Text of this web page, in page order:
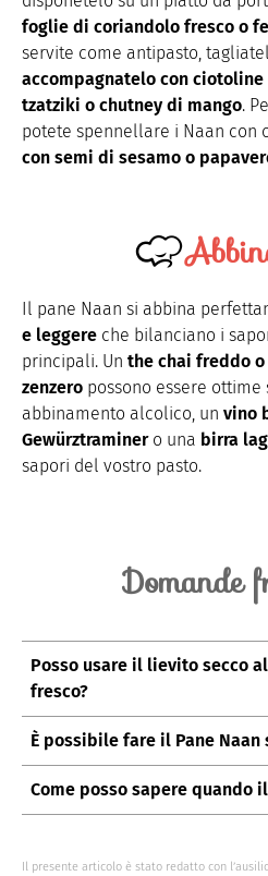
foglie di coriandolo fresco o
servite come antipasto,
accompagnatelo con
tzatziki o chutney di mango.
potete spennellare i Naan con
con semi di sesamo o
Il pane Naan si abbina
e leggere che bilanciano i
principali. Un the chai freddo
zenzero possono essere
abbinamento alcolico, un vino
Gewürztraminero una birra
sapori del vostro pasto.
Domande
Posso usare il lievito secco
fresco?
Sì, potete sostituire il lievito di
secco. Usatene circa un terzo
per il lievito fresco.
È possibile fare il Pane Naan
Certamente! Utilizzate una
glutine e aggiungete un
Come posso sapere quando
Il presente articolo è stato redatto con